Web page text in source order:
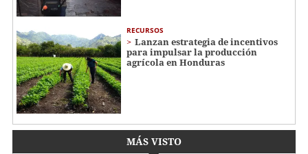
RECURSOS
Lanzan estrategia de incentivos
para impulsar la producción
agrícola en Honduras
MÁS VISTO